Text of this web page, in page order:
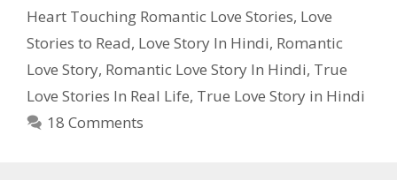
Heart Touching Romantic Love Stories, Love
Stories to Read, Love Story In Hindi, Romantic
Love Story, Romantic Love Story In Hindi, True
Love Stories In Real Life, True Love Story in Hindi
18 Comments